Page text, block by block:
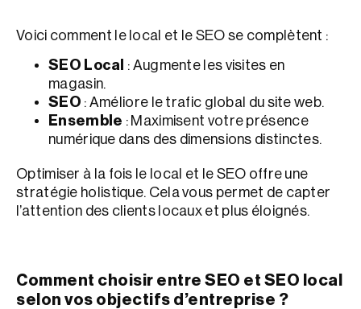
Voici comment le local et le SEO se complètent :
SEO Local
: Augmente les visites en
magasin.
SEO : Améliore le trafic global du site web.
Ensemble : Maximisent votre présence
numérique dans des dimensions distinctes.
Optimiser à la fois le local et le SEO offre une
stratégie holistique. Cela vous permet de capter
l’attention des clients locaux et plus éloignés.
Comment choisir entre SEO et SEO local
selon vos objectifs d’entreprise ?